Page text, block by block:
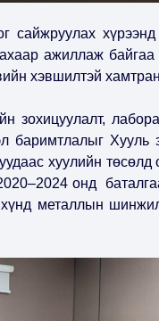
сайжруулах
ажиллаж
хэвшилтэй
зохицуулалт,
баримтлалыг
хуулийн
онд
металлын